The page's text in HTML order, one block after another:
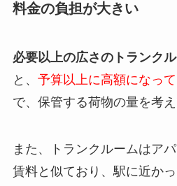
料金の負担が大きい
必要以上の広さのトランク
と、 予算以上に高額になっ
で、保管する荷物の量を考え
また、トランクルームはア
賃料と似ており、駅に近か